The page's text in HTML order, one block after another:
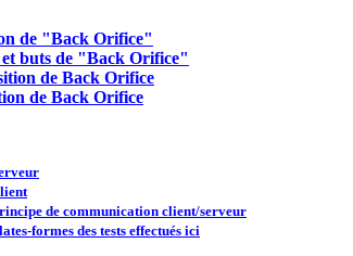
de "Back Orifice"
buts de "Back Orifice"
de Back Orifice
de Back Orifice
de communication client/serveur
formes des tests effectués ici